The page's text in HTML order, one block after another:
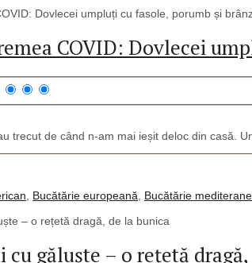
COVID: Dovlecei
trecut de când n-am mai ieșit deloc din casă.
Bucătărie europeană Bucătărie
cu găluște – o rețetă